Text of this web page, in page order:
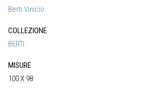
Berti Vinicio
COLLEZIONE
BERTI
MISURE
100 X 98